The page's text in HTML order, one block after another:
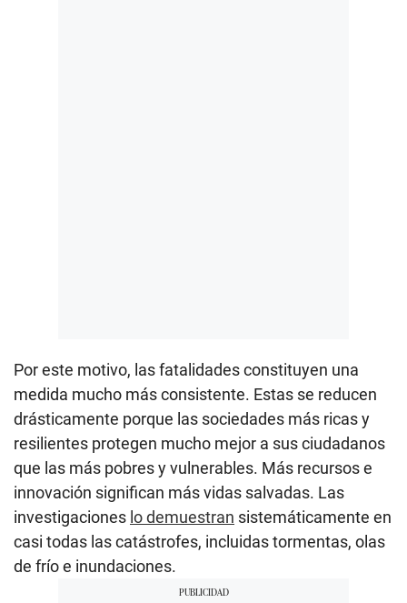
Por este motivo, las fatalidades constituyen una
medida mucho más consistente. Estas se reducen
drásticamente porque las sociedades más ricas y
resilientes protegen mucho mejor a sus ciudadanos
que las más pobres y vulnerables. Más recursos e
innovación significan más vidas salvadas. Las
investigaciones lo demuestran sistemáticamente en
casi todas las catástrofes, incluidas tormentas, olas
de frío e inundaciones.